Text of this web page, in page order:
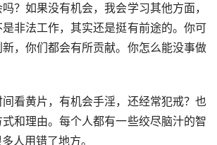
如果没有机会，我会学习其他方面，
非法工作，其实还是挺有前途的。你可
，你们都会有所贡献。你怎么能没事做
黄片，有机会手淫，还经常犯戒？也
和理由。每个人都有一些绞尽脑汁的智
人用错了地方。